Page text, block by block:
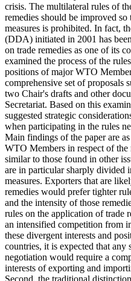
crisis. The multilateral rules of
remedies should be improved
measures is prohibited. In fact,
(DDA) initiated in 2001 has
on trade remedies as one of its
examined the process of the
positions of major WTO
comprehensive set of proposals
two Chair's drafts and other
Secretariat. Based on this
suggested strategic
when participating in the rules
Main findings of the paper are
WTO Members in respect of
similar to those found in other
are in particular sharply divided
measures. Exporters that are
remedies would prefer tighter
and the intensity of those
rules on the application of trade
an intensified competition from
these divergent interests and
countries, it is expected that any
negotiation would require a
interests of exporting and